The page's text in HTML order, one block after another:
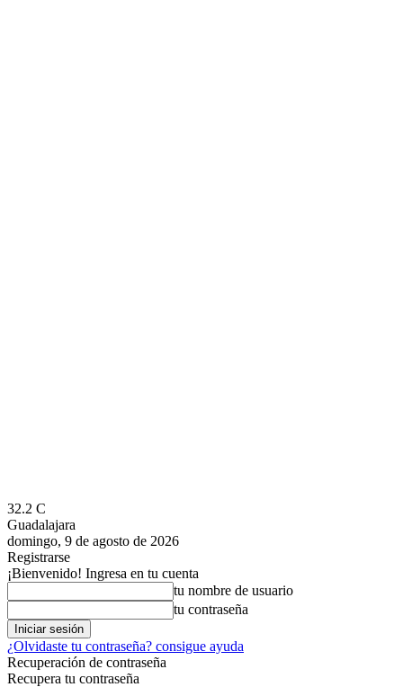
32.2 C
Guadalajara
domingo, 9 de agosto de 2026
Registrarse
¡Bienvenido! Ingresa en tu cuenta
tu nombre de usuario
tu contraseña
¿Olvidaste tu contraseña? consigue ayuda
Recuperación de contraseña
Recupera tu contraseña